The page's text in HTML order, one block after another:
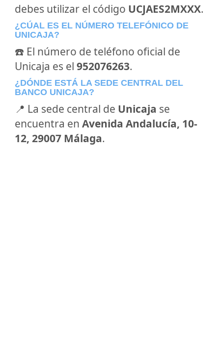
debes utilizar el código UCJAES2MXXX.
¿CÚAL ES EL NÚMERO TELEFÓNICO DE
UNICAJA?
☎️ El número de teléfono oficial de
Unicaja es el 952076263.
¿DÓNDE ESTÁ LA SEDE CENTRAL DEL
BANCO UNICAJA?
📍 La sede central de Unicaja se
encuentra en Avenida Andalucía, 10-
12, 29007 Málaga.